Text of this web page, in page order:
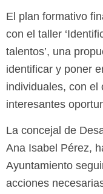
El plan formativo
con el taller
talentos’, una
identificar y poner
individuales, con el
interesantes
La concejal de
Ana Isabel Pérez,
Ayuntamiento
acciones